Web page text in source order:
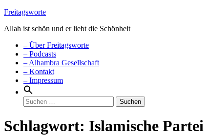
Weiter
Inhalt
Freitagsworte
Allah ist schön und er liebt die Schönheit
Menü– Über Freitagsworte
– Podcasts
– Alhambra Gesellschaft
– Kontakt
– Impressum
Suchen
nach:
Schlagwort: Islamische Partei